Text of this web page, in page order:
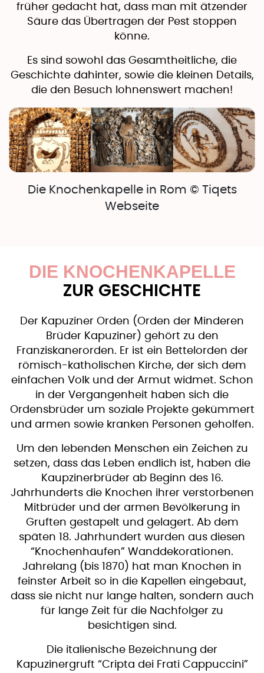
früher gedacht hat, dass man mit ätzender
Säure das Übertragen der Pest stoppen
könne.
Es sind sowohl das Gesamtheitliche, die
Geschichte dahinter, sowie die kleinen Details,
die den Besuch lohnenswert machen!
Die Knochenkapelle in Rom © Tiqets
Webseite
DIE KNOCHENKAPELLE
ZUR GESCHICHTE
Der Kapuziner Orden (Orden der Minderen
Brüder Kapuziner) gehört zu den
Franziskanerorden. Er ist ein Bettelorden der
römisch-katholischen Kirche, der sich dem
einfachen Volk und der Armut widmet. Schon
in der Vergangenheit haben sich die
Ordensbrüder um soziale Projekte gekümmert
und armen sowie kranken Personen geholfen.
Um den lebenden Menschen ein Zeichen zu
setzen, dass das Leben endlich ist, haben die
Kaupzinerbrüder ab Beginn des 16.
Jahrhunderts die Knochen ihrer verstorbenen
Mitbrüder und der armen Bevölkerung in
Gruften gestapelt und gelagert. Ab dem
späten 18. Jahrhundert wurden aus diesen
“Knochenhaufen” Wanddekorationen.
Jahrelang (bis 1870) hat man Knochen in
feinster Arbeit so in die Kapellen eingebaut,
dass sie nicht nur lange halten, sondern auch
für lange Zeit für die Nachfolger zu
besichtigen sind.
Die italienische Bezeichnung der
Kapuzinergruft “Cripta dei Frati Cappuccini”